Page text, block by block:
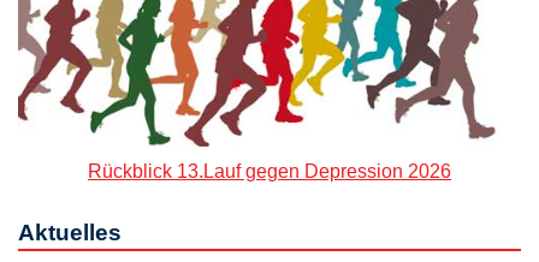
Rückblick 13.Lauf gegen Depression 2026
Aktuelles